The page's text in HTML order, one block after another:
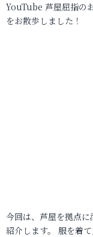
YouTube 芦屋屈指の
をお散歩しました！
今回は、芦屋を拠点
紹介します。 服を着